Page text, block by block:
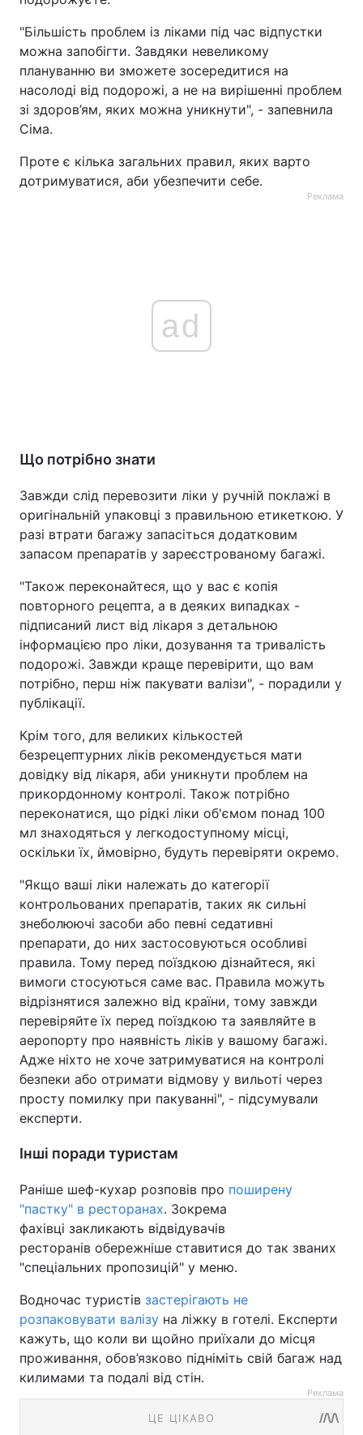
"Більшість проблем із ліками під час відпустки
можна запобігти. Завдяки невеликому
плануванню ви зможете зосередитися на
насолоді від подорожі, а не на вирішенні проблем
зі здоров’ям, яких можна уникнути", - запевнила
Сіма.
Проте є кілька загальних правил, яких варто
дотримуватися, аби убезпечити себе.
Реклама
ad
Що потрібно знати
Завжди слід перевозити ліки у ручній поклажі в
оригінальній упаковці з правильною етикеткою. У
разі втрати багажу запасіться додатковим
запасом препаратів у зареєстрованому багажі.
"Також переконайтеся, що у вас є копія
повторного рецепта, а в деяких випадках -
підписаний лист від лікаря з детальною
інформацією про ліки, дозування та тривалість
подорожі. Завжди краще перевірити, що вам
потрібно, перш ніж пакувати валізи", - порадили у
публікації.
Крім того, для великих кількостей
безрецептурних ліків рекомендується мати
довідку від лікаря, аби уникнути проблем на
прикордонному контролі. Також потрібно
переконатися, що рідкі ліки об'ємом понад 100
мл знаходяться у легкодоступному місці,
оскільки їх, ймовірно, будуть перевіряти окремо.
"Якщо ваші ліки належать до категорії
контрольованих препаратів, таких як сильні
знеболюючі засоби або певні седативні
препарати, до них застосовуються особливі
правила. Тому перед поїздкою дізнайтеся, які
вимоги стосуються саме вас. Правила можуть
відрізнятися залежно від країни, тому завжди
перевіряйте їх перед поїздкою та заявляйте в
аеропорту про наявність ліків у вашому багажі.
Адже ніхто не хоче затримуватися на контролі
безпеки або отримати відмову у вильоті через
просту помилку при пакуванні", - підсумували
експерти.
Інші поради туристам
Раніше шеф-кухар розповів про поширену
"пастку" в ресторанах. Зокрема
фахівці закликають відвідувачів
ресторанів обережніше ставитися до так званих
"спеціальних пропозицій" у меню.
Водночас туристів застерігають не
розпаковувати валізу на ліжку в готелі. Експерти
кажуть, що коли ви щойно приїхали до місця
проживання, обов’язково підніміть свій багаж над
килимами та подалі від стін.
Реклама